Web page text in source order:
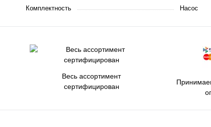
Комплектность
Насос
Весь ассортимент
сертифицирован